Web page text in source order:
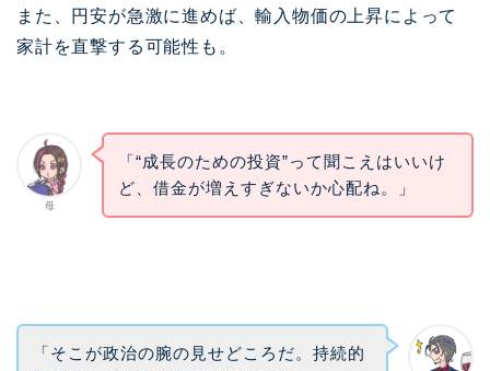
また、円安が急激に進めば、輸入物価の上昇によって
家計を直撃する可能性も。
母
「“成長のための投資”って聞こえはいいけ
ど、借金が増えすぎないか心配ね。」
「そこが政治の腕の見せどころだ。持続的